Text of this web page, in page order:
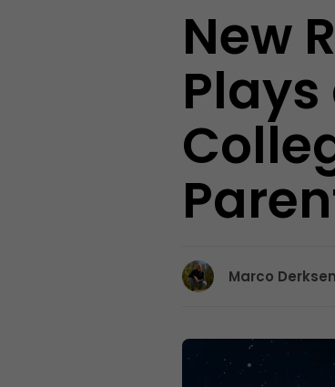
New
Marco Derksen